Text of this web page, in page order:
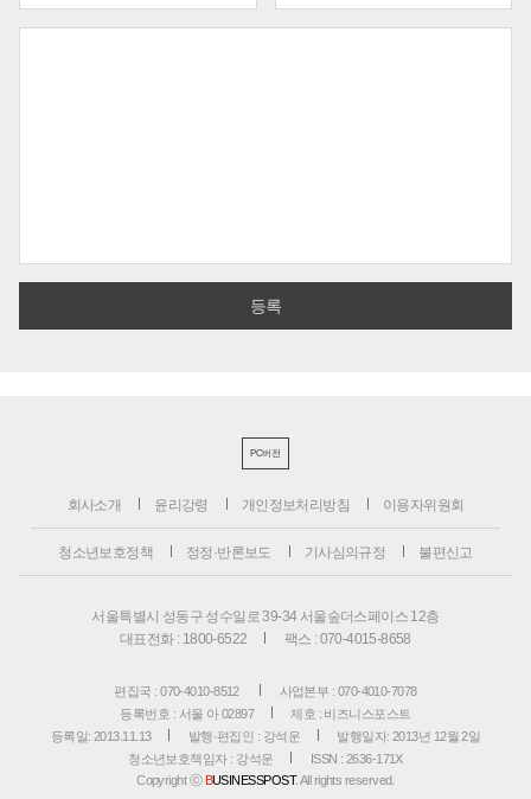
PC버전
회사소개 윤리강령 개인정보처리방침 이용자위원회
청소년보호정책 정정·반론보도 기사심의규정 불편신고
서울특별시 성동구 성수일로 39-34 서울숲더스페이스 12층
대표전화 : 1800-6522
팩스 : 070-4015-8658
편집국 : 070-4010-8512
사업본부 : 070-4010-7078
등록번호 : 서울 아 02897
제호 : 비즈니스포스트
등록일: 2013.11.13
발행·편집인 : 강석운
발행일자: 2013년 12월 2일
청소년보호책임자 : 강석운
ISSN : 2636-171X
Copyright ⓒ BUSINESSPOST. All rights reserved.